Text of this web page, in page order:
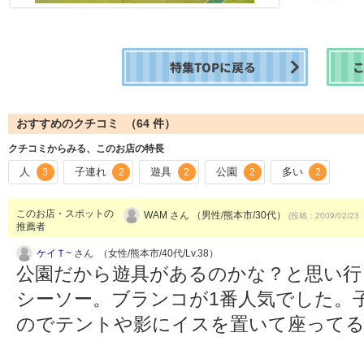
おすすめのクチコミ （64 件）
クチコミからみる、このお店の特長
人 3 子連れ 2 遊具 2 公園 2 多い 2
このお店・スポットの
推薦者
WAM さん （男性/熊本市/30代） (投稿：2009/02/23
ケイＴ~ さん （女性/熊本市/40代/Lv.38）
公園だから遊具があるのかな？と思い
シーソー。ブランコが1番人気でした。
のでテントや影にイスを置いて座って